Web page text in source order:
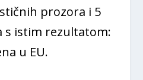
prozora i 5
s istim rezultatom:
u EU.